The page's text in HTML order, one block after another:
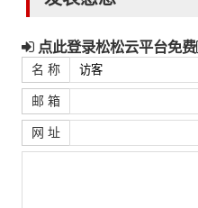
点此登录松松云平台免费
名 称
邮 箱
网 址